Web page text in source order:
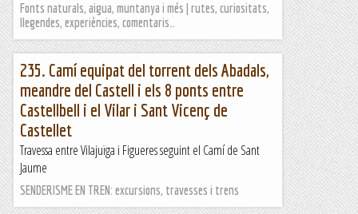
Fonts naturals, aigua, muntanya i més | rutes, curiositats,
llegendes, experiències, comentaris…
235. Camí equipat del torrent dels Abadals,
meandre del Castell i els 8 ponts entre
Castellbell i el Vilar i Sant Vicenç de
Castellet
Travessa entre Vilajuïga i Figueres seguint el Camí de Sant
Jaume
SENDERISME EN TREN: excursions, travesses i trens